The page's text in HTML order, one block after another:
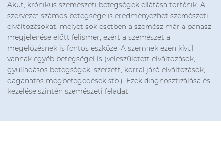
Akut, krónikus szemészeti betegségek ellátása történik. A
szervezet számos betegsége is eredményezhet szemészeti
elváltozásokat, melyet sok esetben a szemész már a panasz
megjelenése előtt felismer, ezért a szemészet a
megelőzésnek is fontos eszköze. A szemnek ezen kívül
vannak egyéb betegségei is (veleszületett elváltozások,
gyulladásos betegségek, szerzett, korral járó elváltozások,
daganatos megbetegedések stb.). Ezek diagnosztizálása és
kezelése szintén szemészeti feladat.